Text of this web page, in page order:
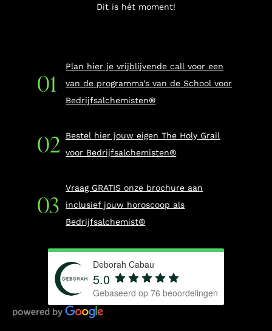
Dit is hét moment!
Plan hier je vrijblijvende call voor een
van de programma’s van de School voor
Bedrijfsalchemisten®
Bestel hier jouw eigen The Holy Grail
voor Bedrijfsalchemisten®
Vraag GRATIS onze brochure aan
inclusief jouw horoscoop als
Bedrijfsalchemist®
Deborah Cabau
5.0
Gebaseerd op 76 beoordelingen